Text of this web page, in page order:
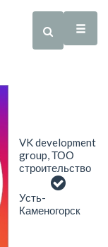
VK development
group, ТОО
строительство
Усть-
Каменогорск